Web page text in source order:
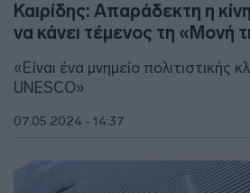
Καιρίδης: Απαράδεκτη η
να κάνει τέμενος τη «Μονή
«Είναι ένα μνημείο πολιτιστικής
UNESCO»
07.05.2024 - 14:37